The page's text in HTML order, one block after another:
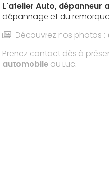
L'atelier Auto, dépanneur
dépannage et du
Découvrez nos photos :
Prenez contact dès à
automobile au Luc.